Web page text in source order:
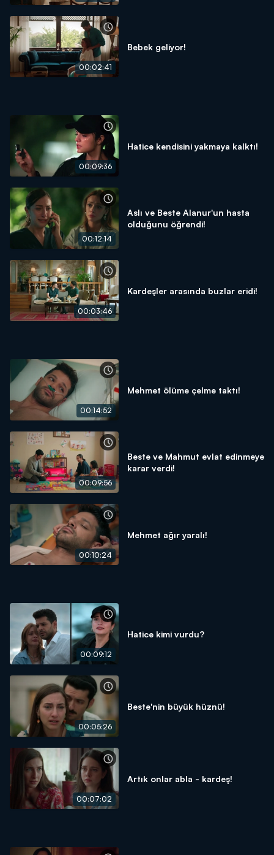
00:02:41
Bebek geliyor!
00:09:36
Hatice kendisini yakmaya kalktı!
00:12:14
Aslı ve Beste Alanur'un hasta
olduğunu öğrendi!
00:03:46
Kardeşler arasında buzlar eridi!
00:14:52
Mehmet ölüme çelme taktı!
00:09:56
Beste ve Mahmut evlat edinmeye
karar verdi!
00:10:24
Mehmet ağır yaralı!
00:09:12
Hatice kimi vurdu?
00:05:26
Beste'nin büyük hüznü!
00:07:02
Artık onlar abla - kardeş!